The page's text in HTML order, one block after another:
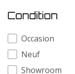
Condition
Condition
Occasion
Neuf
Showroom